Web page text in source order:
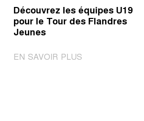
Découvrez les équipes U19
pour le Tour des Flandres
Jeunes
EN SAVOIR PLUS